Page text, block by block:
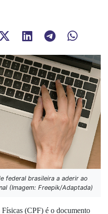
federal brasileira a aderir ao
(Imagem: Freepik/Adaptada)
(CPF) é o documento